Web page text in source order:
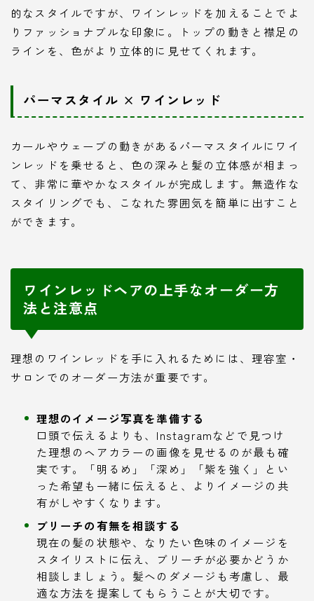
的なスタイルですが、ワインレッドを加えることでよ
りファッショナブルな印象に。トップの動きと襟足の
ラインを、色がより立体的に見せてくれます。
パーマスタイル × ワインレッド
カールやウェーブの動きがあるパーマスタイルにワイ
ンレッドを乗せると、色の深みと髪の立体感が相まっ
て、非常に華やかなスタイルが完成します。無造作な
スタイリングでも、こなれた雰囲気を簡単に出すこと
ができます。
ワインレッドヘアの上手なオーダー方
法と注意点
理想のワインレッドを手に入れるためには、理容室・
サロンでのオーダー方法が重要です。
理想のイメージ写真を準備する
口頭で伝えるよりも、Instagramなどで見つけ
た理想のヘアカラーの画像を見せるのが最も確
実です。「明るめ」「深め」「紫を強く」とい
った希望も一緒に伝えると、よりイメージの共
有がしやすくなります。
ブリーチの有無を相談する
現在の髪の状態や、なりたい色味のイメージを
スタイリストに伝え、ブリーチが必要かどうか
相談しましょう。髪へのダメージも考慮し、最
適な方法を提案してもらうことが大切です。